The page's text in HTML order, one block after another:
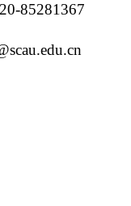
85281367